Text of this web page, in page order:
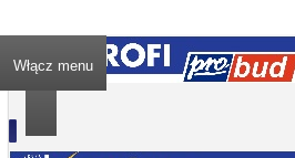
Włącz menu